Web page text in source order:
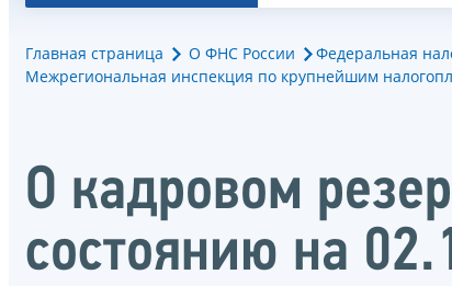
Главная страница О ФНС России Федеральная
Межрегиональная инспекция по крупнейшим
О кадровом
состоянию на